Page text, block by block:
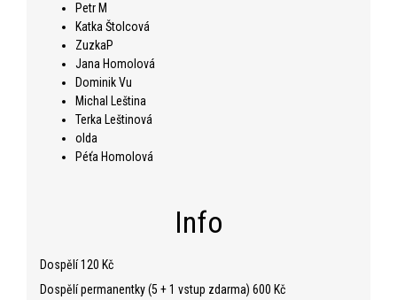
Petr M
Katka Štolcová
ZuzkaP
Jana Homolová
Dominik Vu
Michal Leština
Terka Leštinová
olda
Péťa Homolová
Info
Dospělí 120 Kč
Dospělí permanentky (5 + 1 vstup zdarma) 600 Kč